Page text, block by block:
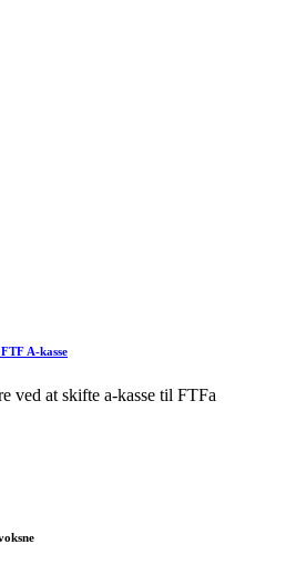
A-kasse
ved at skifte a-kasse til FTFa